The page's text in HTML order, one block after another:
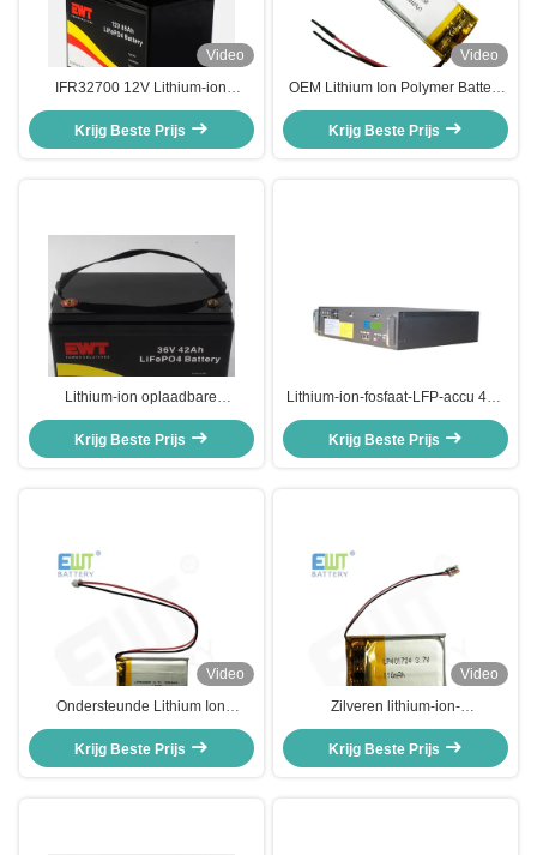
Video
IFR32700 12V Lithium-ion
LiFePO4 batterij voor UPS-
systemen 12.8V 85Ah Lithium Iron
Phosphate Battery Pack
Krijg Beste Prijs
Video
OEM Lithium Ion Polymer Battery
Waterdicht Li Ion Battery 3.7 V
350mah Oplaadbaar
Krijg Beste Prijs
Lithium-ion oplaadbare
batterijpakket 36v 42Ah LiFePO4-
batterijen voor energieopslag
Krijg Beste Prijs
Lithium-ion-fosfaat-LFP-accu 48V
50Ah LiFePO4 EV-accu
Krijg Beste Prijs
Video
Ondersteunde Lithium Ion
Polymer Battery LP603450 3.7V
1000mAh
Krijg Beste Prijs
Video
Zilveren lithium-ion-
polymerbatterij LP401724 3.7V
110mAh voor betrouwbare en
superieure prestaties
Krijg Beste Prijs